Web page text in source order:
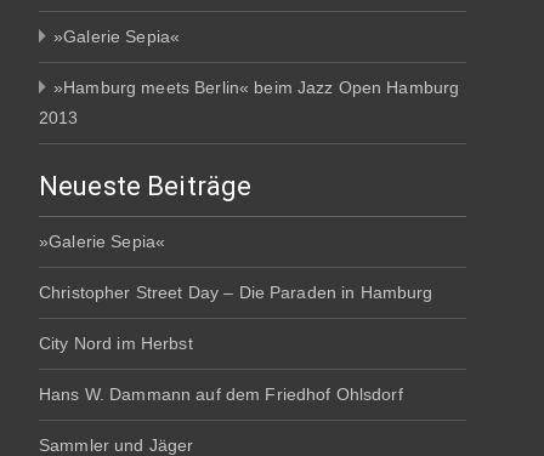
»Galerie Sepia«
»Hamburg meets Berlin« beim Jazz Open Hamburg
2013
Neueste Beiträge
»Galerie Sepia«
Christopher Street Day – Die Paraden in Hamburg
City Nord im Herbst
Hans W. Dammann auf dem Friedhof Ohlsdorf
Sammler und Jäger